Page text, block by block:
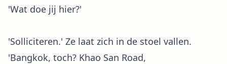
'Wat doe jij hier?'
'Solliciteren.' Ze laat zich in de stoel vallen.
'Bangkok, toch? Khao San Road,